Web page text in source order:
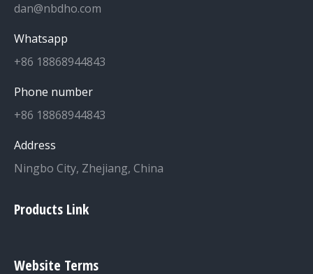
dan@nbdho.com
Whatsapp
+86 18868944843
Phone number
+86 18868944843
Address
Ningbo City, Zhejiang, China
Products Link
Website Terms